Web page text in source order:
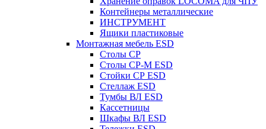
Контейнеры металлические
ИНСТРУМЕНТ
Ящики пластиковые
Монтажная мебель ESD
Столы СР
Столы СР-М ESD
Стойки СР ESD
Стеллаж ESD
Тумбы ВЛ ESD
Кассетницы
Шкафы ВЛ ESD